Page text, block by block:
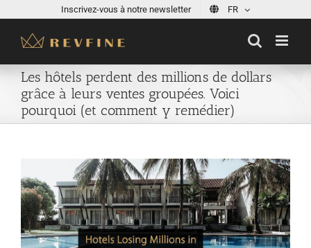
content
Inscrivez-vous à notre newsletter FR
Les hôtels perdent des millions de dollars
grâce à leurs ventes groupées. Voici
pourquoi (et comment y remédier)
Larger
Image